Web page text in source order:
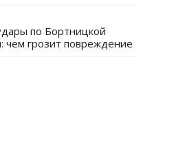
по Бортницкой
чем грозит повреждение